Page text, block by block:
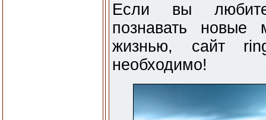
Если вы любите
познавать новые
жизнью, сайт
необходимо!